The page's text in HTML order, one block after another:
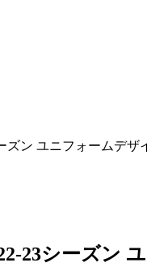
ズン ユニフォームデザ
23シーズン